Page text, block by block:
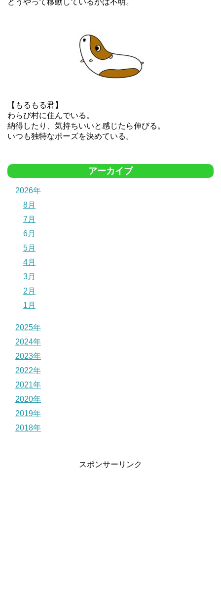
どうやって移動しているかは不明。
【もるもる君】
わらび村に住んでいる。
納得したり、気持ちいいと感じたら伸びる。
いつも独特なポーズを決めている。
アーカイブ
2026年
8月
7月
6月
5月
4月
3月
2月
1月
2025年
2024年
2023年
2022年
2021年
2020年
2019年
2018年
スポンサーリンク